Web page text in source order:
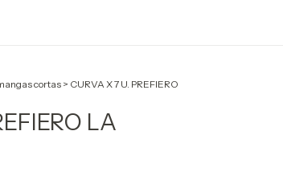
cortas > CURVA X 7 U. PREFIERO
LA